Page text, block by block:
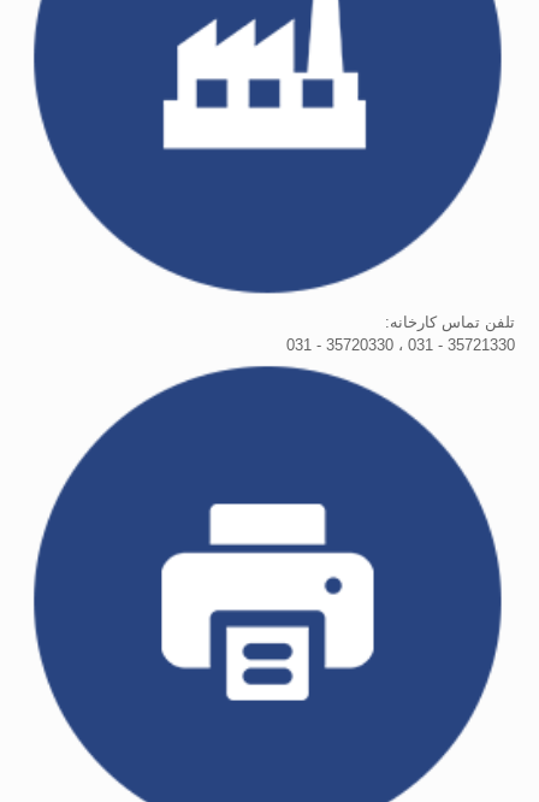
تلفن تماس کارخانه:
35721330 - 031 ، 35720330 - 031